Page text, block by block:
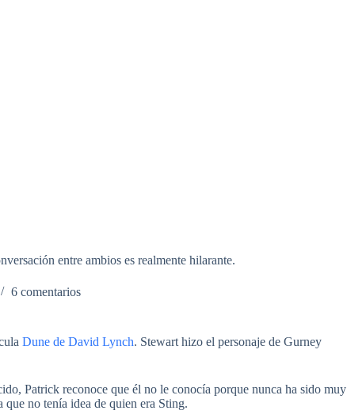
entre ambios es realmente hilarante.
6 comentarios
Dune de David Lynch. Stewart hizo el personaje de Gurney
Patrick reconoce que él no le conocía porque nunca ha sido muy
no tenía idea de quien era Sting.